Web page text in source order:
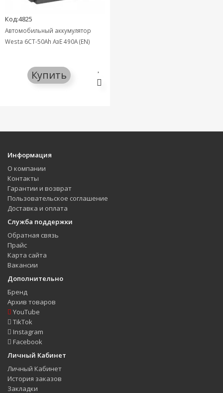
Код:4825
Автомобильный аккумулятор
Westa 6СТ-50Ah АзE 490A (EN)
Купить
Информация
О компании
Контакты
Гарантии и возврат
Пользовательское соглашение
Доставка и оплата
Служба поддержки
Обратная связь
Прайс
Карта сайта
Вакансии
Дополнительно
Бренд
Архив товаров
YouTube
TikTok
Instagram
Facebook
Личный Кабинет
Личный Кабинет
История заказов
Закладки